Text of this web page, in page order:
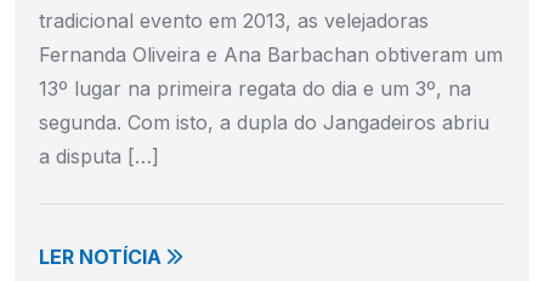
tradicional evento em 2013, as velejadoras
Fernanda Oliveira e Ana Barbachan obtiveram um
13º lugar na primeira regata do dia e um 3º, na
segunda. Com isto, a dupla do Jangadeiros abriu
a disputa […]
LER NOTÍCIA